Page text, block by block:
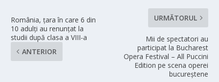
România, țara în care 6 din
10 adulți au renunțat la
studii după clasa a VIII-a
ANTERIOR
URMĂTORUL
Mii de spectatori au
participat la Bucharest
Opera Festival – All Puccini
Edition pe scena operei
bucureştene